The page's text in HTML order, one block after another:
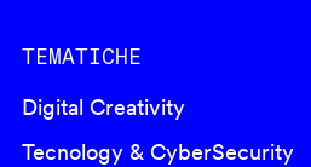
TEMATICHE
Digital Creativity
Tecnology & CyberSecurity